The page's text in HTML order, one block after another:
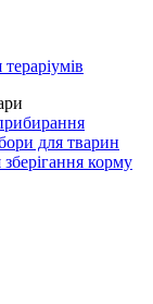
для тварин
корму